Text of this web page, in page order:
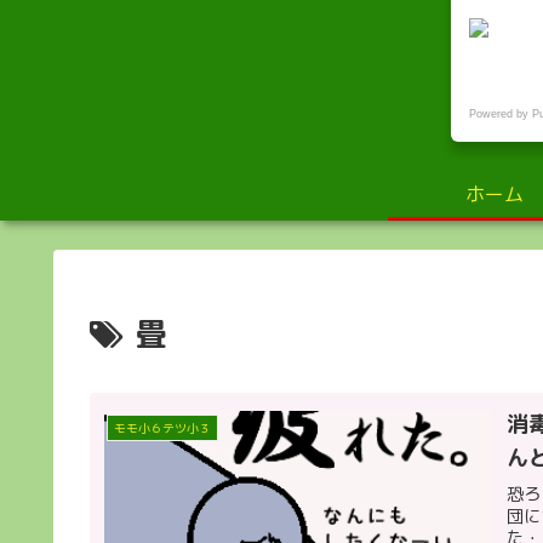
ホーム
畳
モモ小６テツ小３
消
ん
恐
団
Powered by